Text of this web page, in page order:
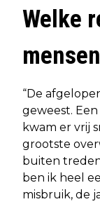
Welke
“De
geweest.
kwam er vrij
grootste
buiten
ben ik heel
misbruik, de